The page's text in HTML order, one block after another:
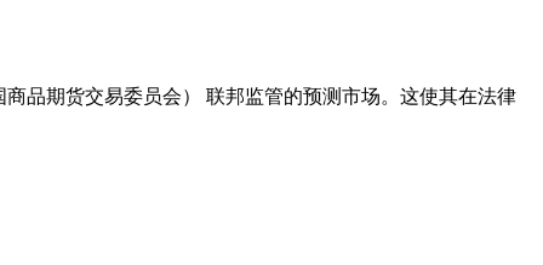
品期货交易委员会） 联邦监管的预测市场。这使其在法律